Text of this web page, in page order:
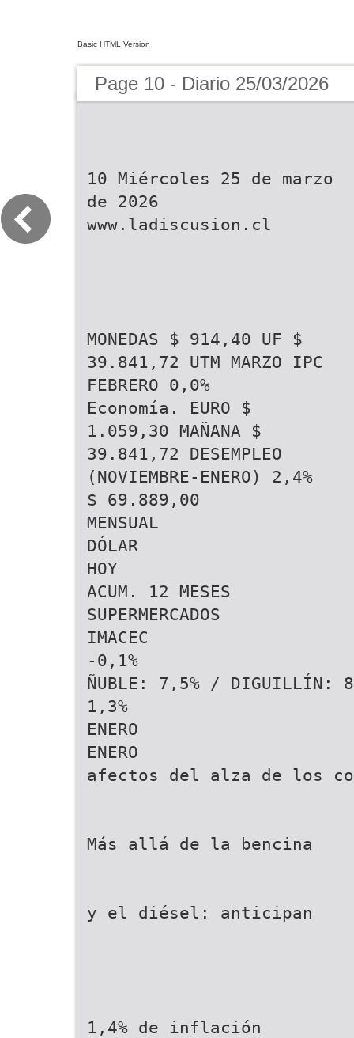
Basic HTML Version
Page 10 - Diario 25/03/2026
10 Miércoles 25 de marzo
de 2026
www.ladiscusion.cl
MONEDAS $ 914,40 UF $
39.841,72 UTM MARZO IPC
FEBRERO 0,0%
Economía. EURO $
1.059,30 MAÑANA $
39.841,72 DESEMPLEO
(NOVIEMBRE-ENERO) 2,4%
$ 69.889,00
MENSUAL
DÓLAR
HOY
ACUM. 12 MESES
SUPERMERCADOS
IMACEC
-0,1%
ÑUBLE: 7,5% / DIGUILLÍN:
1,3%
ENERO
ENERO
afectos del alza de los
Más allá de la bencina
y el diésel: anticipan
1,4% de inflación